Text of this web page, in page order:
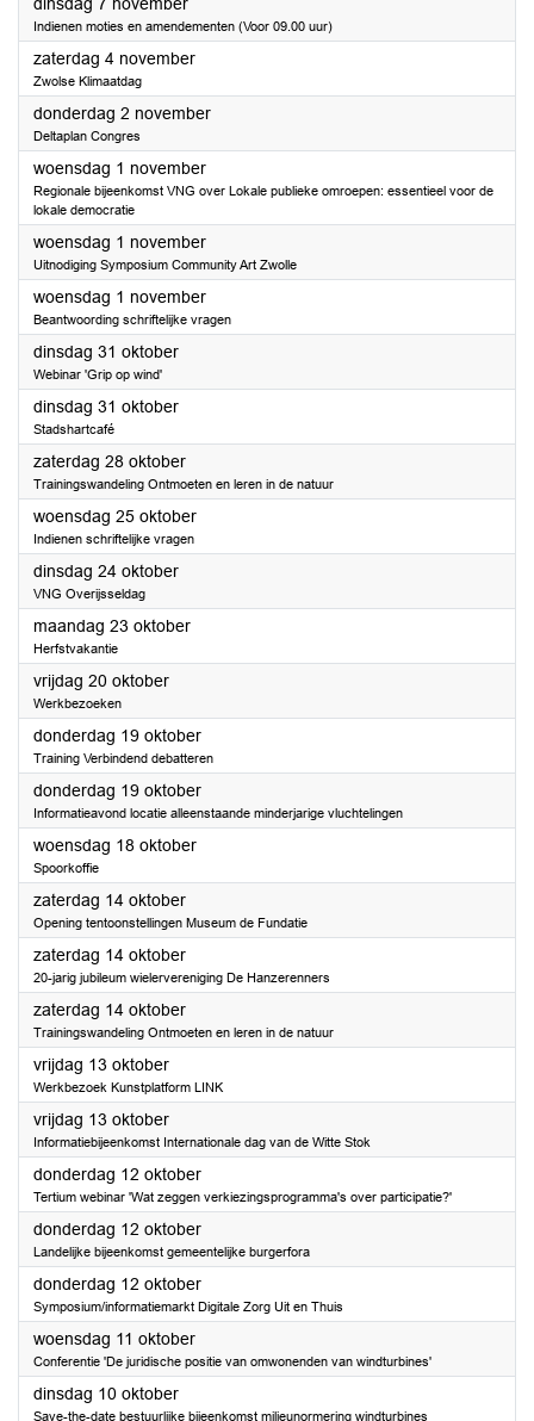
Indienen moties en amendementen (Voor 09.00 uur)
zaterdag 4 november2023
Zwolse Klimaatdag
donderdag 2 november2023
Deltaplan Congres
woensdag 1 november2023
Regionale bijeenkomst VNG over Lokale publieke omroepen: essentieel voor de
lokale democratie
woensdag 1 november2023
Uitnodiging Symposium Community Art Zwolle
woensdag 1 november2023
Beantwoording schriftelijke vragen
dinsdag 31 oktober2023
Webinar 'Grip op wind'
dinsdag 31 oktober2023
Stadshartcafé
zaterdag 28 oktober2023
Trainingswandeling Ontmoeten en leren in de natuur
woensdag 25 oktober2023
Indienen schriftelijke vragen
dinsdag 24 oktober2023
VNG Overijsseldag
maandag 23 oktober2023
Herfstvakantie
vrijdag 20 oktober2023
Werkbezoeken
donderdag 19 oktober2023
Training Verbindend debatteren
donderdag 19 oktober2023
Informatieavond locatie alleenstaande minderjarige vluchtelingen
woensdag 18 oktober2023
Spoorkoffie
zaterdag 14 oktober2023
Opening tentoonstellingen Museum de Fundatie
zaterdag 14 oktober2023
20-jarig jubileum wielervereniging De Hanzerenners
zaterdag 14 oktober2023
Trainingswandeling Ontmoeten en leren in de natuur
vrijdag 13 oktober2023
Werkbezoek Kunstplatform LINK
vrijdag 13 oktober2023
Informatiebijeenkomst Internationale dag van de Witte Stok
donderdag 12 oktober2023
Tertium webinar 'Wat zeggen verkiezingsprogramma's over participatie?'
donderdag 12 oktober2023
Landelijke bijeenkomst gemeentelijke burgerfora
donderdag 12 oktober2023
Symposium/informatiemarkt Digitale Zorg Uit en Thuis
woensdag 11 oktober2023
Conferentie 'De juridische positie van omwonenden van windturbines'
dinsdag 10 oktober2023
Save-the-date bestuurlijke bijeenkomst milieunormering windturbines